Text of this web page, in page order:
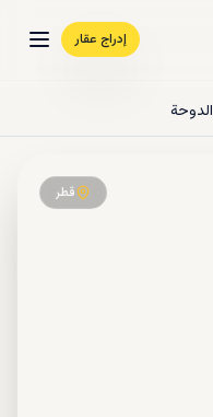
إدراج عقار
الدوحة
قطر